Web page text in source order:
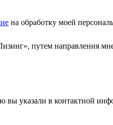
на обработку моей
путем направления
вы указали в контактной